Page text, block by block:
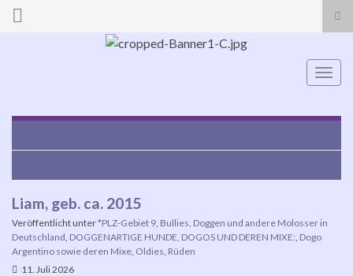
Search for:
Liam, geb. ca. 2015
Veröffentlicht unter*PLZ-Gebiet 9 Bullies, Doggen und andere Molosser in
Deutschland DOGGENARTIGE HUNDE, DOGOS UND DEREN MIXE: Dogo
Argentino sowie deren Mixe Oldies Rüden
11. Juli 2026